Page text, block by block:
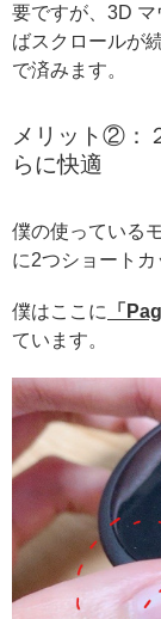
要ですが、3D
ばスクロールが
で済みます。
メリット②：
らに快適
僕の使っている
に2つショートカ
僕はここに 「
ています。